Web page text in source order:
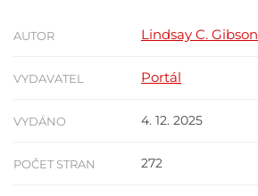
AUTOR Lindsay C. Gibson
VYDAVATEL Portál
VYDÁNO 4. 12. 2025
POČET STRAN 272